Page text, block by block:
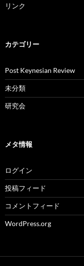
リンク
カテゴリー
Post Keynesian Review
未分類
研究会
メタ情報
ログイン
投稿フィード
コメントフィード
WordPress.org